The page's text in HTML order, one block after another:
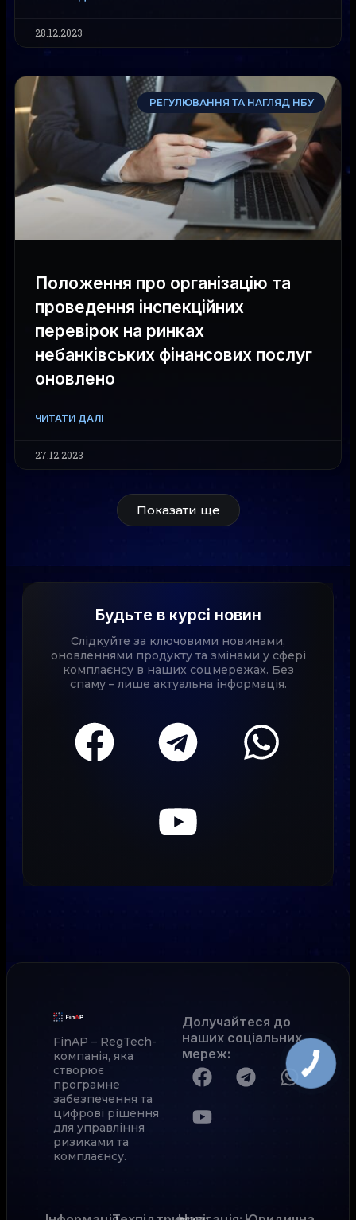
28.12.2023
РЕГУЛЮВАННЯ ТА НАГЛЯД НБУ
Положення про організацію та
проведення інспекційних
перевірок на ринках
небанківських фінансових послуг
оновлено
ЧИТАТИ ДАЛІ
27.12.2023
Показати ще
Будьте в курсі новин
Слідкуйте за ключовими новинами,
оновленнями продукту та змінами у сфері
комплаєнсу в наших соцмережах. Без
спаму – лише актуальна інформація.
FinAP – RegTech-
компанія, яка
створює
програмне
забезпечення та
цифрові рішення
для управління
ризиками та
комплаєнсу.
Долучайтеся до
наших соціальних
мереж: